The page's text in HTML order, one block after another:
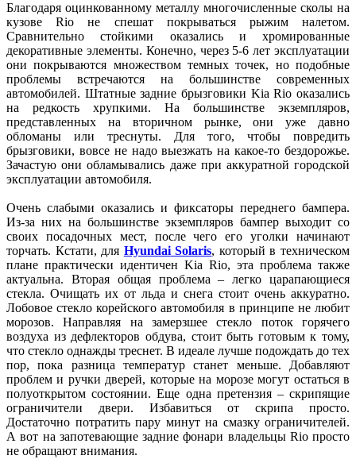
Благодаря оцинкованному металлу многочисленные сколы на
кузове Rio не спешат покрываться рыжим налетом.
Сравнительно стойкими оказались и хромированные
декоративные элементы. Конечно, через 5-6 лет эксплуатации
они покрываются множеством темных точек, но подобные
проблемы встречаются на большинстве современных
автомобилей. Штатные задние брызговики Kia Rio оказались
на редкость хрупкими. На большинстве экземпляров,
представленных на вторичном рынке, они уже давно
обломаны или треснуты. Для того, чтобы повредить
брызговики, вовсе не надо выезжать на какое-то бездорожье.
Зачастую они обламывались даже при аккуратной городской
эксплуатации автомобиля.
Очень слабыми оказались и фиксаторы переднего бампера.
Из-за них на большинстве экземпляров бампер выходит со
своих посадочных мест, после чего его уголки начинают
торчать. Кстати, для HyundaiSolaris, который в техническом
плане практически идентичен Kia Rio, эта проблема также
актуальна. Вторая общая проблема – легко царапающиеся
стекла. Очищать их от льда и снега стоит очень аккуратно.
Лобовое стекло корейского автомобиля в принципе не любит
морозов. Направляя на замерзшее стекло поток горячего
воздуха из дефлекторов обдува, стоит быть готовым к тому,
что стекло однажды треснет. В идеале лучше подождать до тех
пор, пока разница температур станет меньше. Добавляют
проблем и ручки дверей, которые на морозе могут остаться в
полуоткрытом состоянии. Еще одна претензия – скрипящие
ограничители двери. Избавиться от скрипа просто.
Достаточно потратить пару минут на смазку ограничителей.
А вот на запотевающие задние фонари владельцы Rio просто
не обращают внимания.